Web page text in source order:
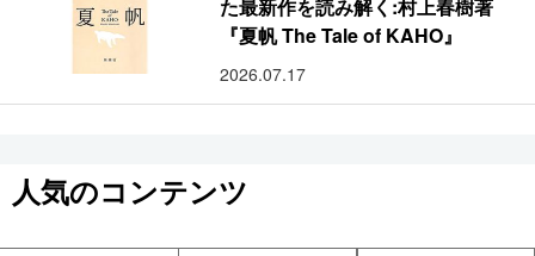
た最新作を読み解く:村上春樹著
『夏帆 The Tale of KAHO』
2026.07.17
人気のコンテンツ